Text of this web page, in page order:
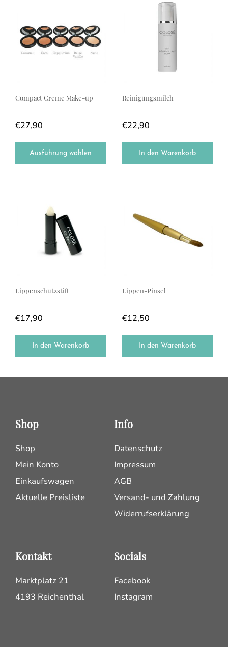
Compact Creme Make-up
€27,90
Ausführung wählen
Reinigungsmilch
€22,90
In den Warenkorb
Lippenschutzstift
€17,90
In den Warenkorb
Lippen-Pinsel
€12,50
In den Warenkorb
Shop
Shop
Mein Konto
Einkaufswagen
Aktuelle Preisliste
Info
Datenschutz
Impressum
AGB
Versand- und Zahlung
Widerrufserklärung
Kontakt
Marktplatz 21
4193 Reichenthal
Socials
Facebook
Instagram